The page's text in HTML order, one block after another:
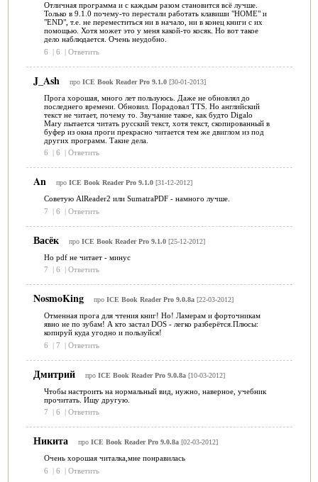
Отличная программа и с каждым разом становится всё лучше.
Только в 9.1.0 почему-то перестали работать клавиши "HOME" и
"END", т.е. не переместиться ни в начало, ни в конец книги с их
помощью. Хотя может это у меня какой-то косяк. Но вот такое
дело наблюдается. Очень неудобно.
6
| 6 | Ответить
J_Ash про ICE Book Reader Pro 9.1.0[30-01-2013]
Прога хорошая, много лет пользуюсь. Даже не обновлял до
последнего времени. Обновил. Порадовал TTS. Но английский
текст не читает, почему то. Звучание такое, как будто Digalo
Mary пытается читать русский текст, хотя текст, скопированный в
буфер из окна проги прекрасно читается тем же двиглом из под
других программ. Такие дела.
6
| 6 | Ответить
An про ICE Book Reader Pro 9.1.0[31-12-2012]
Советую AlReader2 или SumatraPDF - намного лучше.
7
| 6 | Ответить
Васёк про ICE Book Reader Pro 9.1.0[25-12-2012]
Но pdf не читает - минус
7
| 6 | Ответить
NosmoKing про ICE Book Reader Pro 9.0.8a[22-03-2012]
Отменная прога для чтения книг! Но! Ламерам и форточникам
явно не по зубам! А кто застал DOS - легко разберётся.Плюсы:
копируй куда угодно и пользуйся!
6
| 7 | Ответить
Дмитрий про ICE Book Reader Pro 9.0.8a[10-03-2012]
Чтобы настроить на нормальный вид, нужно, наверное, учебник
прочитать. Ищу другую.
7
| 6 | Ответить
Никита про ICE Book Reader Pro 9.0.8a[02-03-2012]
Очень хорошая читалка,мне понравилась
6
| 6 | Ответить